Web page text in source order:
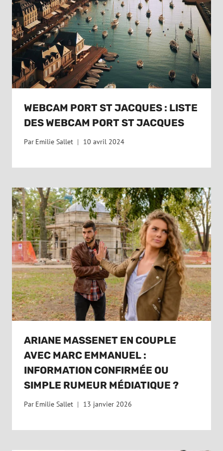
WEBCAM PORT ST JACQUES : LISTE
DES WEBCAM PORT ST JACQUES
Par Emilie Sallet 10 avril 2024
ARIANE MASSENET EN COUPLE
AVEC MARC EMMANUEL :
INFORMATION CONFIRMÉE OU
SIMPLE RUMEUR MÉDIATIQUE ?
Par Emilie Sallet 13 janvier 2026